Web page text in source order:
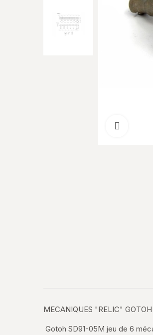
MECANIQUES "RELIC"
Gotoh SD91-05M jeu de 6